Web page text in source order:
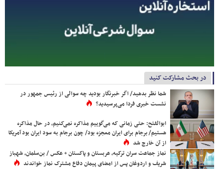
در بحث مشارکت کنید
شما نظر بدهید/ اگر خبرنگار بودید چه سوالی از رئیس جمهور در
نشست خبری فردا می‌پرسیدید؟
ابوالفتح: حتی زمانی که می‌گوییم مذاکره نمی‌کنیم، در حال مذاکره
هستیم/ برجام برای ایران معجزه بود/ چون برجام به سود ایران بود آمریکا
از آن خارج شد
نماز جماعت سران ترکیه، عربستان و پاکستان + عکس / بن‌سلمان، شهباز
شریف و اردوغان پس از امضای پیمان دفاع مشترک نماز خواندند